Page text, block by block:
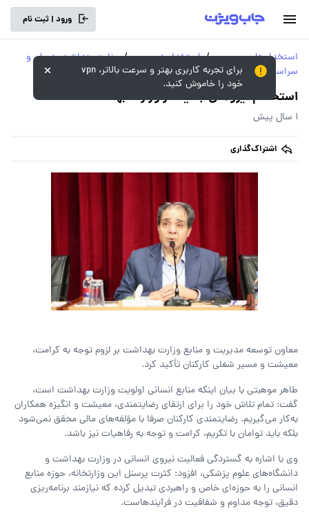
ورود | ثبت نام
استخدام‌های
سراسری و دولتی
/ استخدام در
وزارت‌خانه‌ها
/ وزارت بهداشت، درمان و
اموزش پزشکی
استخدام نیروهای جدید در وزارت بهداشت
1 سال پیش
اشتراک‌گذاری
معاون توسعه مدیریت و منابع وزارت بهداشت بر لزوم توجه به کرامت،
معیشت و مسیر شغلی کارکنان تأکید کرد.
طاهر موهبتی با بیان اینکه منابع انسانی اولویت وزارت بهداشت است،
گفت: تمام تلاش خود را برای ارتقای رضایتمندی، معیشت و انگیزه همکاران
به‌کار می‌گیریم. رضایتمندی کارکنان صرفا با مؤلفه‌های مالی محقق نمی‌شود
بلکه باید توامان با تکریم، کرامت و توجه به رفاهیات نیز باشد.
وی با اشاره به گستردگی فعالیت نیروی انسانی در وزارت بهداشت و
دانشگاه‌های علوم پزشکی، افزود: کثرت پرسنل این وزارتخانه، حوزه منابع
انسانی را به حوزه‌ای خاص و راهبردی تبدیل کرده که نیازمند برنامه‌ریزی
دقیق، توجه مداوم و شفافیت در فرآیندهاست.
برای تجربه کاربری بهتر و سرعت بالاتر، vpn
خود را خاموش کنید.